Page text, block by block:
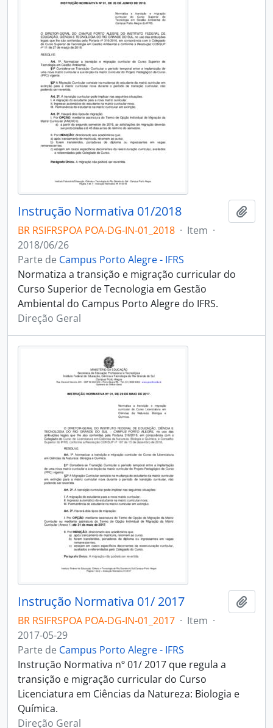
Instrução Normativa 01/2018
BR RSIFRSPOA POA-DG-IN-01_2018 · Item ·
2018/06/26
Parte de Campus Porto Alegre - IFRS
Normatiza a transição e migração curricular do
Curso Superior de Tecnologia em Gestão
Ambiental do Campus Porto Alegre do IFRS.
Direção Geral
Instrução Normativa 01/ 2017
BR RSIFRSPOA POA-DG-IN-01_2017 · Item ·
2017-05-29
Parte de Campus Porto Alegre - IFRS
Instrução Normativa nº 01/ 2017 que regula a
transição e migração curricular do Curso
Licenciatura em Ciências da Natureza: Biologia e
Química.
Direção Geral